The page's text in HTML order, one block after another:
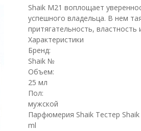
Shaik M21 воплощает
успешного владельца. В нем
притягательность, властность
Характеристики
Бренд:
Shaik №
Объем:
25 мл
Пол:
мужской
Парфюмерия Shaik Тестер
ml